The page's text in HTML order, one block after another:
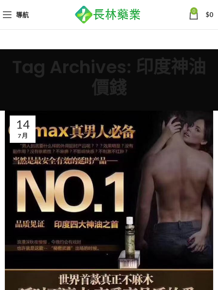
導航 0 $0
Tag Archives: 印度神油
價錢
14
7 月